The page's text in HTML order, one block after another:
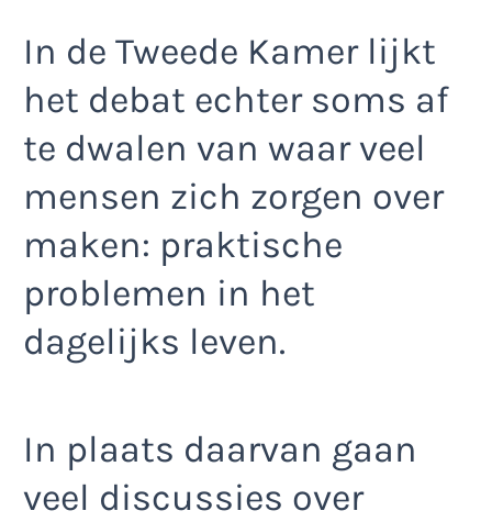
In de Tweede Kamer lijkt
het debat echter soms af
te dwalen van waar veel
mensen zich zorgen over
maken: praktische
problemen in het
dagelijks leven.
In plaats daarvan gaan
veel discussies over